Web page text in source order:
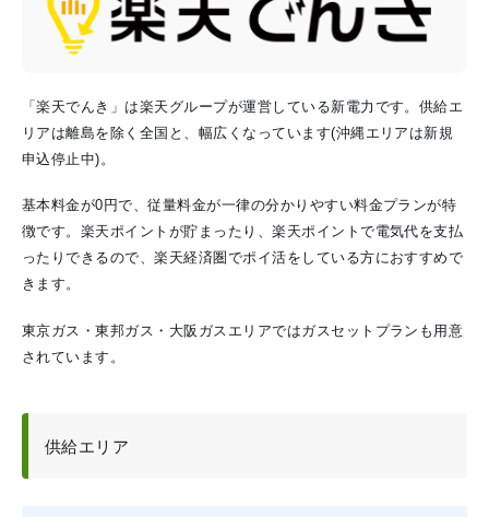
「楽天でんき」は楽天グループが運営している新電力です。供給エ
リアは離島を除く全国と、幅広くなっています(沖縄エリアは新規
申込停止中)。
基本料金が0円で、従量料金が一律の分かりやすい料金プランが特
徴です。楽天ポイントが貯まったり、楽天ポイントで電気代を支払
ったりできるので、楽天経済圏でポイ活をしている方におすすめで
きます。
東京ガス・東邦ガス・大阪ガスエリアではガスセットプランも用意
されています。
供給エリア